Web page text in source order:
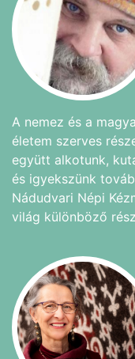
A nemez és a
életem szerves
együtt alkotunk,
és igyekszünk
Nádudvari Népi
világ különböző